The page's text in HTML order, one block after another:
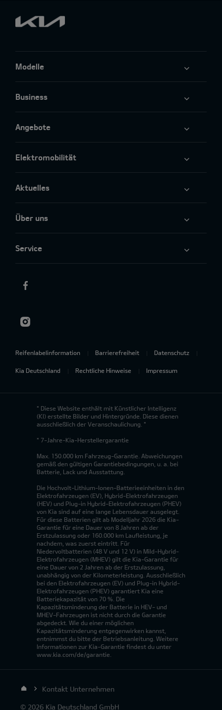
Modelle
Business
Angebote
Elektromobilität
Aktuelles
Über uns
Service
Reifenlabelinformation Barrierefreiheit Datenschutz
Kia Deutschland Rechtliche Hinweise Impressum
* Diese Website enthält mit Künstlicher Intelligenz
(KI) erstellte Bilder und Hintergründe. Diese dienen
ausschließlich der Veranschaulichung. *
* 7-Jahre-Kia-Herstellergarantie
Max. 150.000 km Fahrzeug-Garantie. Abweichungen
gemäß den gültigen Garantiebedingungen, u. a. bei
Batterie, Lack und Ausstattung.
Die Hochvolt-Lithium-Ionen-Batterieeinheiten in den
Elektrofahrzeugen (EV), Hybrid-Elektrofahrzeugen
(HEV) und Plug-in Hybrid-Elektrofahrzeugen (PHEV)
von Kia sind auf eine lange Lebensdauer ausgelegt.
Für diese Batterien gilt ab Modelljahr 2026 die Kia-
Garantie für eine Dauer von 8 Jahren ab der
Erstzulassung oder 160.000 km Laufleistung, je
nachdem, was zuerst eintritt. Für
Niedervoltbatterien (48 V und 12 V) in Mild-Hybrid-
Elektrofahrzeugen (MHEV) gilt die Kia-Garantie für
eine Dauer von 2 Jahren ab der Erstzulassung,
unabhängig von der Kilometerleistung. Ausschließlich
bei den Elektrofahrzeugen (EV) und Plug-in Hybrid-
Elektrofahrzeugen (PHEV) garantiert Kia eine
Batteriekapazität von 70 %. Die
Kapazitätsminderung der Batterie in HEV- und
MHEV-Fahrzeugen ist nicht durch die Garantie
abgedeckt. Wie du einer möglichen
Kapazitätsminderung entgegenwirken kannst,
entnimmst du bitte der Betriebsanleitung. Weitere
Informationen zur Kia-Garantie findest du unter
www.kia.com/de/garantie.
Kontakt Unternehmen
© 2026 Kia Deutschland GmbH